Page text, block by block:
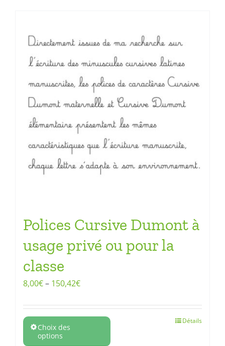
Polices Cursive Dumont à
usage privé ou pour la
classe
8,00€– 150,42€
Choix des
options
Détails